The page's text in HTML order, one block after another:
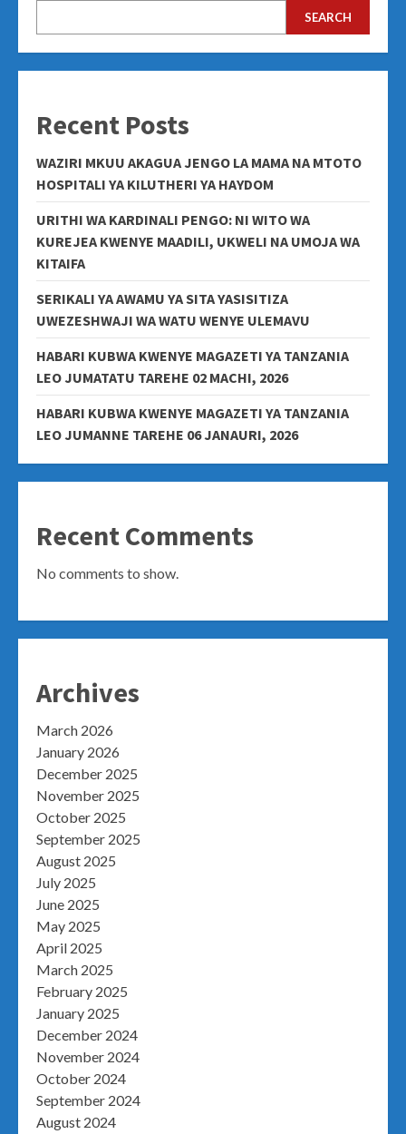
SEARCH
Recent Posts
WAZIRI MKUU AKAGUA JENGO LA MAMA NA MTOTO
HOSPITALI YA KILUTHERI YA HAYDOM
URITHI WA KARDINALI PENGO: NI WITO WA
KUREJEA KWENYE MAADILI, UKWELI NA UMOJA WA
KITAIFA
SERIKALI YA AWAMU YA SITA YASISITIZA
UWEZESHWAJI WA WATU WENYE ULEMAVU
HABARI KUBWA KWENYE MAGAZETI YA TANZANIA
LEO JUMATATU TAREHE 02 MACHI, 2026
HABARI KUBWA KWENYE MAGAZETI YA TANZANIA
LEO JUMANNE TAREHE 06 JANAURI, 2026
Recent Comments
No comments to show.
Archives
March 2026
January 2026
December 2025
November 2025
October 2025
September 2025
August 2025
July 2025
June 2025
May 2025
April 2025
March 2025
February 2025
January 2025
December 2024
November 2024
October 2024
September 2024
August 2024